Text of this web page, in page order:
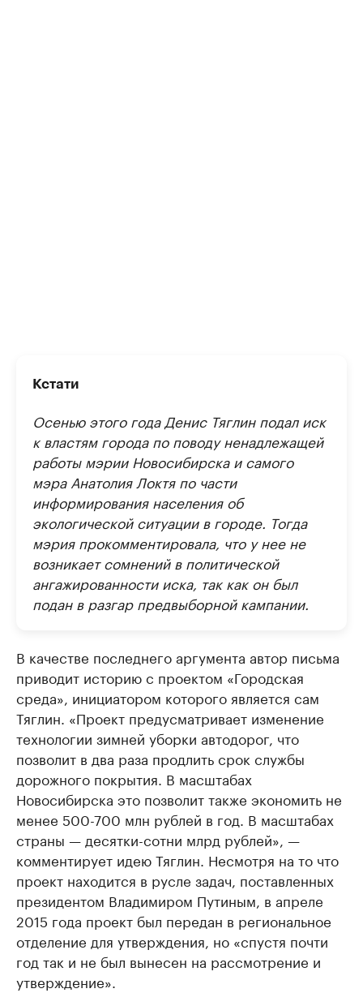
Кстати
Осенью этого года Денис Тяглин подал иск
к властям города по поводу ненадлежащей
работы мэрии Новосибирска и самого
мэра Анатолия Локтя по части
информирования населения об
экологической ситуации в городе. Тогда
мэрия прокомментировала, что у нее не
возникает сомнений в политической
ангажированности иска, так как он был
подан в разгар предвыборной кампании.
В качестве последнего аргумента автор письма
приводит историю с проектом «Городская
среда», инициатором которого является сам
Тяглин. «Проект предусматривает изменение
технологии зимней уборки автодорог, что
позволит в два раза продлить срок службы
дорожного покрытия. В масштабах
Новосибирска это позволит также экономить не
менее 500-700 млн рублей в год. В масштабах
страны — десятки-сотни млрд рублей», —
комментирует идею Тяглин. Несмотря на то что
проект находится в русле задач, поставленных
президентом Владимиром Путиным, в апреле
2015 года проект был передан в региональное
отделение для утверждения, но «спустя почти
год так и не был вынесен на рассмотрение и
утверждение».